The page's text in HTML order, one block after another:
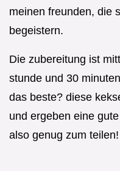
meinen freunden, die
begeistern.
Die zubereitung ist
stunde und 30
das beste? diese
und ergeben eine
also genug zum teilen!